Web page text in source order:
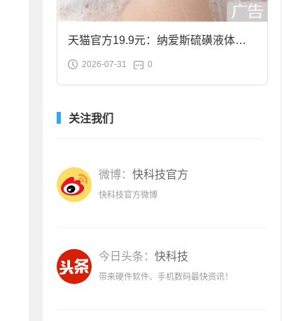
天猫官方19.9元：纳爱斯硫磺液体香
皂2斤大促
2026-07-31 0
关注我们
微博： 快科技官方
快科技官方微博
今日头条： 快科技
带来硬件软件、手机数码最快资讯！